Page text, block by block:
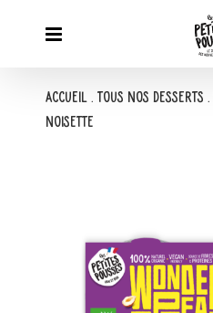
Accueil . Tous nos desserts .
Noisette